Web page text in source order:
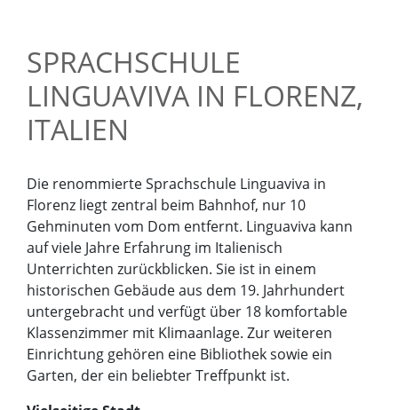
SPRACHSCHULE
LINGUAVIVA IN FLORENZ,
ITALIEN
Die renommierte Sprachschule Linguaviva in
Florenz liegt zentral beim Bahnhof, nur 10
Gehminuten vom Dom entfernt. Linguaviva kann
auf viele Jahre Erfahrung im Italienisch
Unterrichten zurückblicken. Sie ist in einem
historischen Gebäude aus dem 19. Jahrhundert
untergebracht und verfügt über 18 komfortable
Klassenzimmer mit Klimaanlage. Zur weiteren
Einrichtung gehören eine Bibliothek sowie ein
Garten, der ein beliebter Treffpunkt ist.